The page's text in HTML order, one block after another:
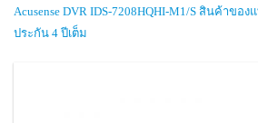
Acusense DVR IDS-7208HQHI-M1/S สินค้าของ
ประกัน 4 ปีเต็ม